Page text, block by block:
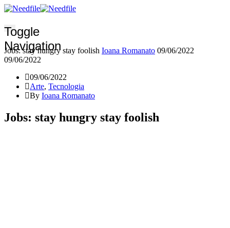
Toggle
Navigation
Jobs: stay hungry stay foolish Ioana Romanato 09/06/2022
09/06/2022
09/06/2022
Arte, Tecnologia
By Ioana Romanato
Jobs: stay hungry stay foolish